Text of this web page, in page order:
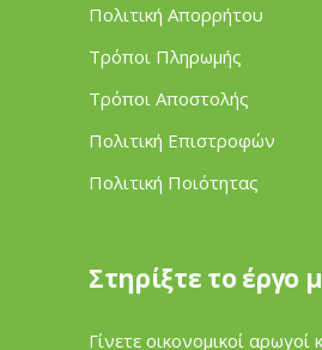
Πολιτική Απορρήτου
Τρόποι Πληρωμής
Τρόποι Αποστολής
Πολιτική Επιστροφών
Πολιτική Ποιότητας
Στηρίξτε το έργο
Γίνετε οικονομικοί αρωγοί